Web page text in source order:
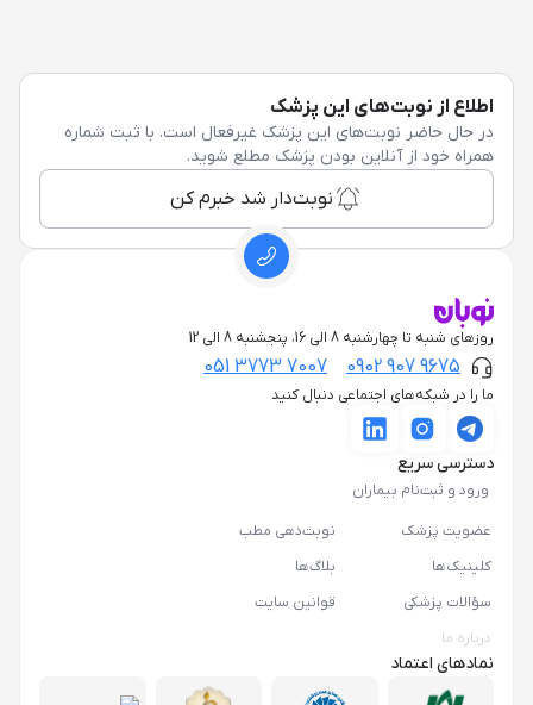
اطلاع از نوبت‌های این پزشک
در حال حاضر نوبت‌های این پزشک غیرفعال است. با ثبت شماره
همراه خود از آنلاین بودن پزشک مطلع شوید.
نوبت‌دار شد خبرم کن
روزهای شنبه تا چهارشنبه 8 الی 16، پنجشنبه 8 الی 12
0902 907 9675
051 3773 7007
ما را در شبکه‌های اجتماعی دنبال کنید
دسترسی سریع
ورود و ثبت‌نام بیماران
عضویت پزشک
نوبت‌دهی مطب
کلینیک‌ها
بلاگ‌ها
سؤالات پزشکی
قوانین سایت
درباره ما
نمادهای اعتماد